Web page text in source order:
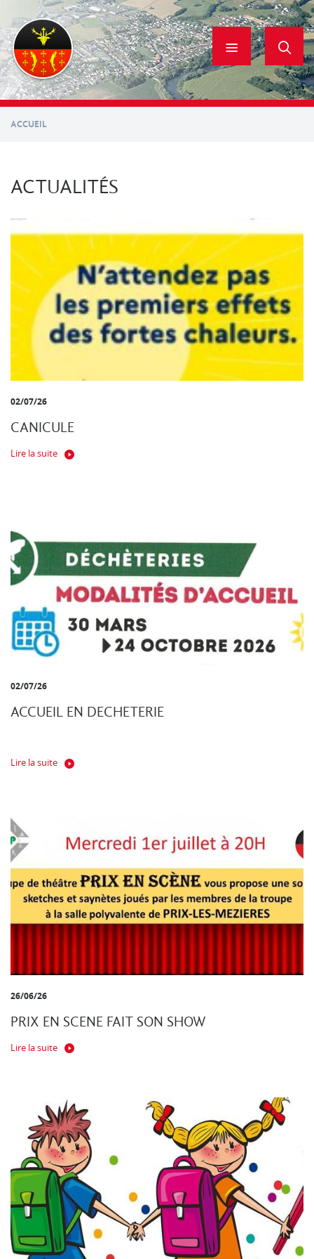
contenu
principal
ACCUEIL
ACTUALITÉS
02/07/26
CANICULE
Lire la suite
02/07/26
ACCUEIL EN DECHETERIE
Lire la suite
26/06/26
PRIX EN SCENE FAIT SON SHOW
Lire la suite